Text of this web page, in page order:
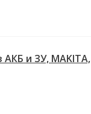
и ЗУ, MAKITA,